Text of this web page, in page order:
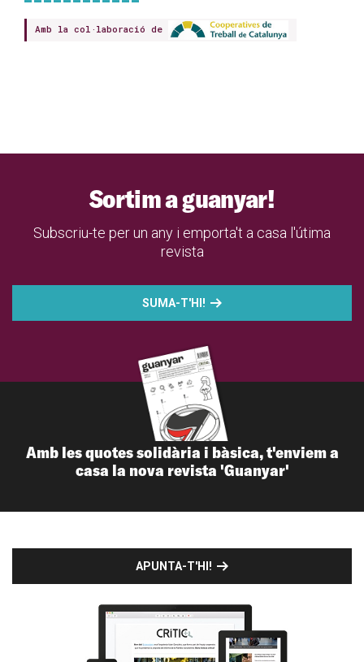
Amb la col·laboració de
Sortim a guanyar!
Subscriu-te per un any i emporta't a casa l'útima
revista
SUMA-T'HI!
Amb les quotes solidària i bàsica, t'enviem a
casa la nova revista 'Guanyar'
APUNTA-T'HI!